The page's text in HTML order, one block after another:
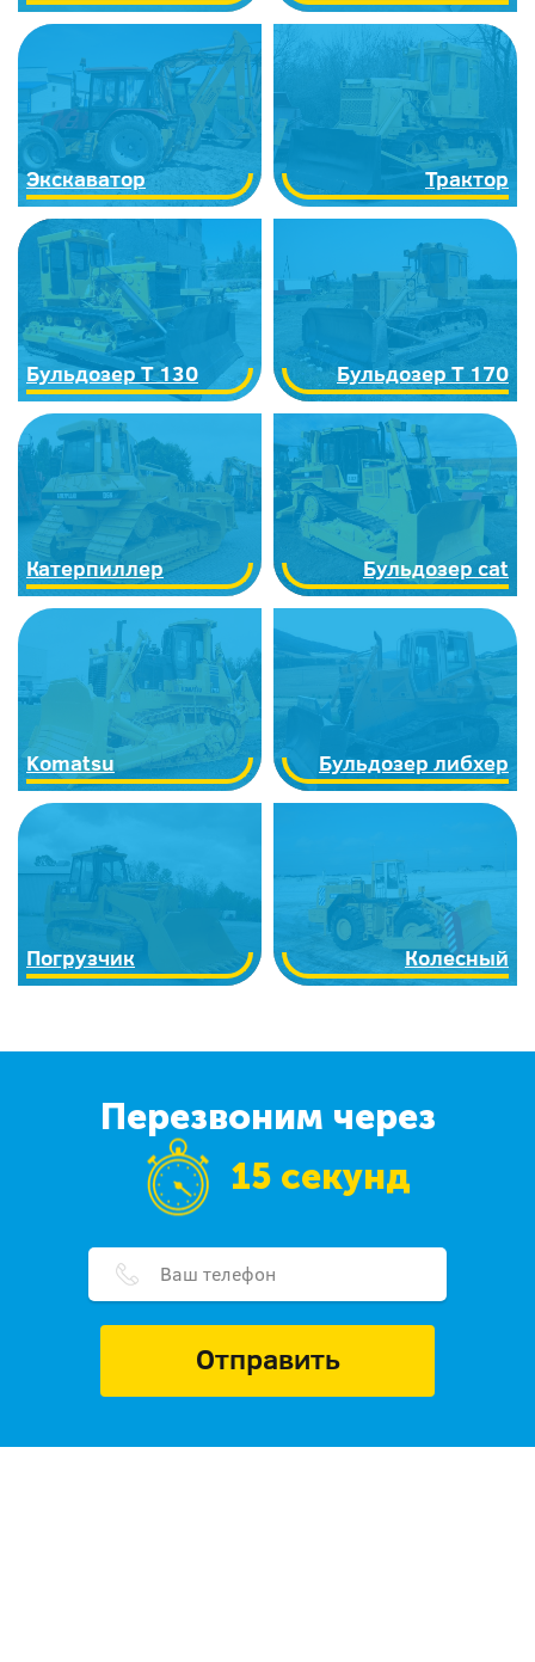
Экскаватор Трактор
Бульдозер Т 130 Бульдозер Т 170
Катерпиллер Бульдозер cat
Komatsu Бульдозер либхер
Погрузчик Колесный
Перезвоним через
15 секунд
Отправить